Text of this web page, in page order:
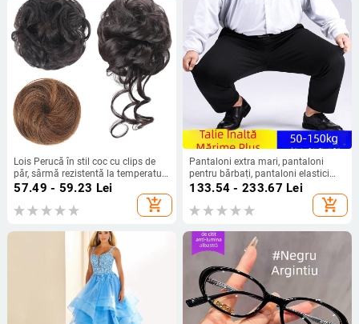
Lois Perucă în stil coc cu clips de
păr, sârmă rezistentă la temperaturi
înalte, opțiuni de clips: clip mic sau
clip mare, nu este compatibilă cu
vopsirea cu vopsea fierbinte
57.49 - 59.23 Lei
add_shopping_cart
Pantaloni extra mari, pantaloni
pentru bărbați, pantaloni elastici
plus size, pantaloni casual drepți,
căptușiți cu fleece, îngroșați, pentru
bărbați
133.54 - 233.67 Lei
add_shopping_cart